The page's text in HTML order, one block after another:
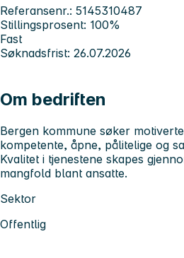
Referansenr.: 5145310487
Stillingsprosent: 100%
Fast
Søknadsfrist: 26.07.2026
Om bedriften
Bergen kommune søker
kompetente, åpne, pålitelige og
Kvalitet i tjenestene skapes
mangfold blant ansatte.
Sektor
Offentlig